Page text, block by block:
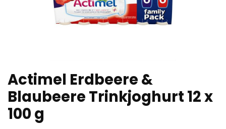
Actimel Erdbeere &
Blaubeere Trinkjoghurt 12 x
100 g